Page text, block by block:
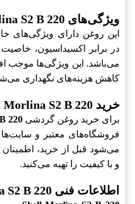
ویژگی‌های Shell Morlina S2 B 220
این روغن دارای
در برابر اکسیداسیون،
می‌باشد. این ویژگی‌ها موجب
کاهش هزینه‌های نگهداری
خرید Shell Morlina S2 B 220
برای خرید روغن گردشی220
فروشگاه‌های معتبر و
می‌شود قبل از خرید،
و با کیفیت را تهیه می‌کنید.
اطلاعات فنی Shell Morlina S2 B 220